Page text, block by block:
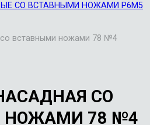
СО ВСТАВНЫМИ НОЖАМИ Р6М5
со вставными ножами 78 №4
СО
НОЖАМИ 78 №4